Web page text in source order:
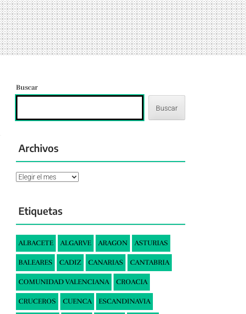
Buscar
Buscar
Archivos
Archivos
Etiquetas
ALBACETE ALGARVE ARAGON ASTURIAS
BALEARES CADIZ CANARIAS CANTABRIA
COMUNIDAD VALENCIANA CROACIA
CRUCEROS CUENCA ESCANDINAVIA